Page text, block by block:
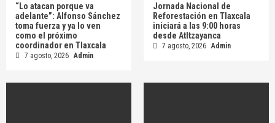
“Lo atacan porque va
adelante”: Alfonso Sánchez
toma fuerza y ya lo ven
como el próximo
coordinador en Tlaxcala
7 agosto, 2026 Admin
Jornada Nacional de
Reforestación en Tlaxcala
iniciará a las 9:00 horas
desde Atltzayanca
7 agosto, 2026 Admin